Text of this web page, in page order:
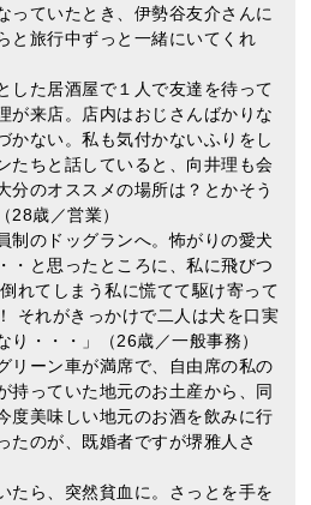
っていたとき、伊勢谷友介さんに
と旅行中ずっと一緒にいてくれ
した居酒屋で１人で友達を待って
が来店。店内はおじさんばかりな
かない。私も気付かないふりをし
たちと話していると、向井理も会
分のオススメの場所は？とかそう
28歳／営業）
制のドッグランへ。怖がりの愛犬
・と思ったところに、私に飛びつ
れてしまう私に慌てて駆け寄って
それがきっかけで二人は犬を口実
り・・・」（26歳／一般事務）
リーン車が満席で、自由席の私の
持っていた地元のお土産から、同
度美味しい地元のお酒を飲みに行
たのが、既婚者ですが堺雅人さ
たら、突然貧血に。さっとを手を